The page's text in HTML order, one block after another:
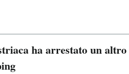
ha arrestato un